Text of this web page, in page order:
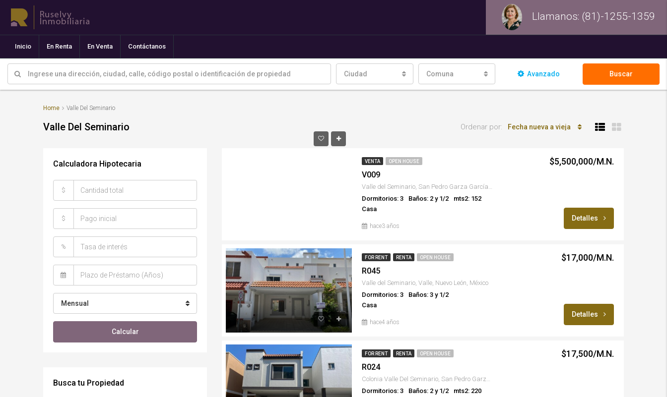
Llamanos: (81)-1255-1359
Inicio En Renta En Venta Contáctanos
Ciudad Comuna Avanzado Buscar
Home Valle Del Seminario
Valle Del Seminario Ordenar por: Fecha nueva a vieja
VENTA OPEN HOUSE
V009
Valle del Seminario, San Pedro Garza García, Nuevo León, México
Dormitorios: 3
Baños: 2 y 1/2
mts2: 152
Casa
hace3 años
$5,500,000/M.N.
Detalles
FOR RENT RENTA OPEN HOUSE
R045
Valle del Seminario, Valle, Nuevo León, México
Dormitorios: 3
Baños: 3 y 1/2
Casa
hace4 años
$17,000/M.N.
Detalles
FOR RENT RENTA OPEN HOUSE
R024
Colonia Valle Del Seminario, San Pedro Garza García, Nuevo León, México
Dormitorios: 3
Baños: 2 y 1/2
mts2: 220
$17,500/M.N.
Calculadora Hipotecaria
$
$
%
Mensual
Calcular
Busca tu Propiedad